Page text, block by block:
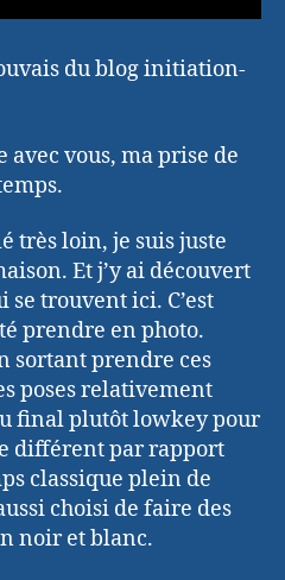
du blog initiation-
avec vous, ma prise de
très loin, je suis juste
Et j’y ai découvert
se trouvent ici. C’est
prendre en photo.
sortant prendre ces
poses relativement
final plutôt lowkey pour
différent par rapport
classique plein de
choisi de faire des
noir et blanc.